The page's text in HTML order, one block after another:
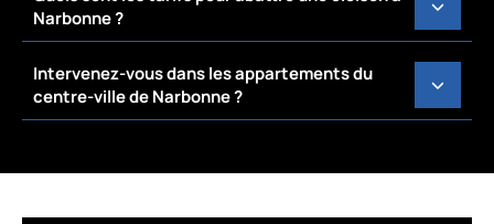
Narbonne ?
Intervenez-vous dans les appartements du
centre-ville de Narbonne ?